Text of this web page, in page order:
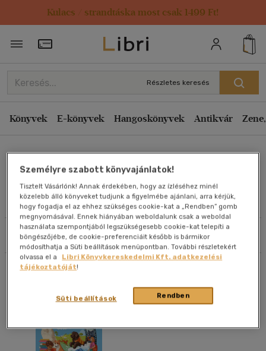
Kulacs / strandtáska most csak 1499 Ft!
Törzsvásárlói Kártya adatai
Részletes keresés
Könyvek E-könyvek Hangoskönyvek Antikvár
Andrea Rowe
Művei
Szűrés Rendezés
Rendezés
Kiadás éve szerint csökkenő
Ár szerint csökkenő
Eladott darabszám szerint csökkenő
Eladott darabszám szerint növekvő
Cím szerint A-Z
Szerző szerint A-Z
Megjelenítés
20 db / oldal
Alkalmaz
Személyre szabott könyvajánlatok!
Tisztelt Vásárlónk! Annak érdekében, hogy az ízléséhez minél
közelebb álló könyveket tudjunk a figyelmébe ajánlani, arra kérjük,
hogy fogadja el az ehhez szükséges cookie-kat a „Rendben” gomb
megnyomásával. Ennek hiányában weboldalunk csak a weboldal
használata szempontjából legszükségesebb cookie-kat telepíti a
böngészőjébe, de cookie-preferenciáit később is bármikor
módosíthatja a Süti beállítások menüpontban. További részletekért
olvassa el a
Libri Könyvkereskedelmi Kft. adatkezelési
tájékoztatóját!
Rendben
Süti beállítások